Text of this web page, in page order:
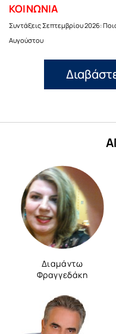
ΚΟΙΝΩΝΙΑ
Συντάξεις Σεπτεμβρίου 2026:
Αυγούστου
Διαμάντω
Φραγγεδάκη